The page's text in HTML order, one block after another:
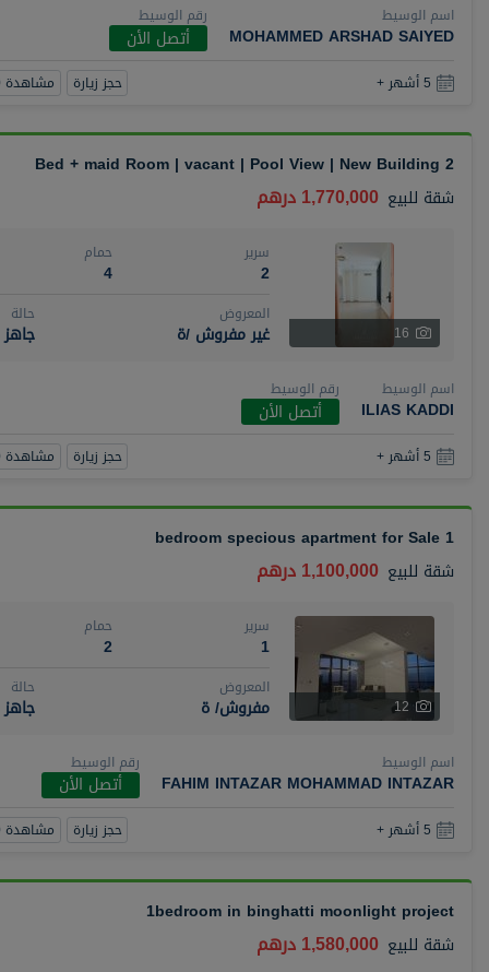
اسم الوسيط
MOHAMMED ARSHAD SAIYED
رقم الوسيط
أتصل الأن
5 أشهر + حجز زيارة مشاهدة 360
2 Bed + maid Room | vacant | Pool View | New Building
شقة للبيع 1,770,000 درهم
16
سرير
2
حمام
4
المعروض
غير مفروش /ة
حالة
جاهز
اسم الوسيط
ILIAS KADDI
رقم الوسيط
أتصل الأن
5 أشهر + حجز زيارة مشاهدة 360
1 bedroom specious apartment for Sale
شقة للبيع 1,100,000 درهم
12
سرير
1
حمام
2
المعروض
مفروش/ ة
حالة
جاهز
اسم الوسيط
FAHIM INTAZAR MOHAMMAD INTAZAR
رقم الوسيط
أتصل الأن
5 أشهر + حجز زيارة مشاهدة 360
1bedroom in binghatti moonlight project
شقة للبيع 1,580,000 درهم